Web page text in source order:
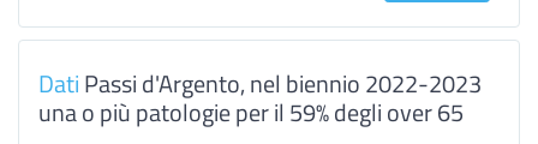
DatiPassi d'Argento, nel biennio 2022-2023
una o più patologie per il 59% degli over 65